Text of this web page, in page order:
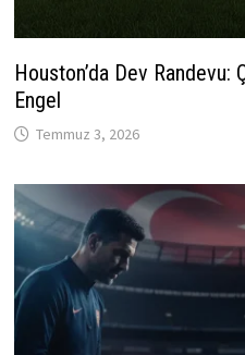
Houston’da Dev Randevu:
Engel
Temmuz 3, 2026